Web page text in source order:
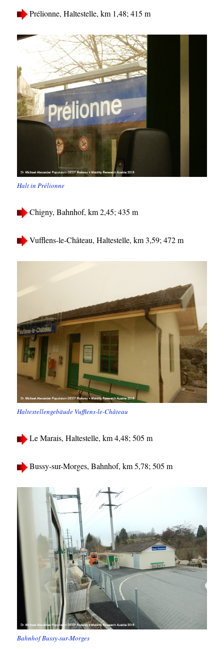
Prélionne, Haltestelle, km 1,48; 415 m
Halt in Prélionne
Chigny, Bahnhof, km 2,45; 435 m
Vufflens-le-Château, Haltestelle, km 3,59; 472 m
Haltestellengebäude Vufflens-le-Château
Le Marais, Haltestelle, km 4,48; 505 m
Bussy-sur-Morges, Bahnhof, km 5,78; 505 m
Bahnhof Bussy-sur-Morges